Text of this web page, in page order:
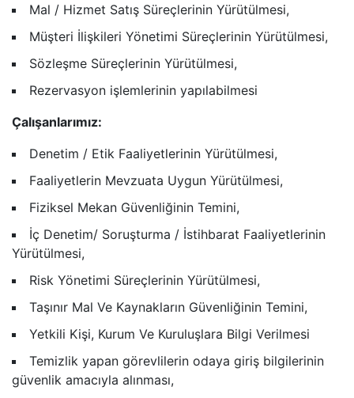
Mal / Hizmet Satış Süreçlerinin Yürütülmesi,
Müşteri İlişkileri Yönetimi Süreçlerinin Yürütülmesi,
Sözleşme Süreçlerinin Yürütülmesi,
Rezervasyon işlemlerinin yapılabilmesi
Çalışanlarımız:
Denetim / Etik Faaliyetlerinin Yürütülmesi,
Faaliyetlerin Mevzuata Uygun Yürütülmesi,
Fiziksel Mekan Güvenliğinin Temini,
İç Denetim/ Soruşturma / İstihbarat Faaliyetlerinin
Yürütülmesi,
Risk Yönetimi Süreçlerinin Yürütülmesi,
Taşınır Mal Ve Kaynakların Güvenliğinin Temini,
Yetkili Kişi, Kurum Ve Kuruluşlara Bilgi Verilmesi
Temizlik yapan görevlilerin odaya giriş bilgilerinin
güvenlik amacıyla alınması,